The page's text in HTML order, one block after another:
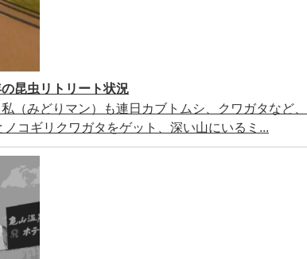
昆虫リトリート状況
（みどりマン）も連日カブトムシ、クワガタなど、
コギリクワガタをゲット、深い山にいるミ...